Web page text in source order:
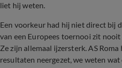
liet hij weten.
Een voorkeur had hij niet direct bij
van een Europees toernooi zit
Ze zijn allemaal ijzersterk. AS
resultaten neergezet, we weten